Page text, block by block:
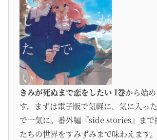
きみが死ぬまで恋をしたい 1巻から始
す。まずは電子版で気軽に、気に入っ
で一気に。番外編『side stories』まで
たちの世界をすみずみまで味わえます。